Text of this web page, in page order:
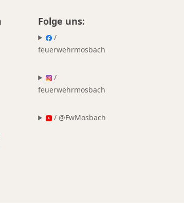
Folge uns:
/
feuerwehrmosbach
/
feuerwehrmosbach
/ @FwMosbach